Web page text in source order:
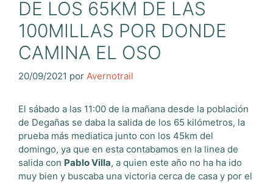
DE LOS 65KM DE LAS
100MILLAS POR DONDE
CAMINA EL OSO
20/09/2021 por Avernotrail
El sábado a las 11:00 de la mañana desde la población
de Degañas se daba la salida de los 65 kilómetros, la
prueba más mediatica junto con los 45km del
domingo, ya que en esta contabamos en la linea de
salida con Pablo Villa, a quien este año no ha ha ido
muy bien y buscaba una victoria cerca de casa y por el